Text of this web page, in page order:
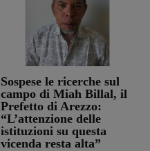
Sospese le ricerche sul
campo di Miah Billal, il
Prefetto di Arezzo:
“L’attenzione delle
istituzioni su questa
vicenda resta alta”